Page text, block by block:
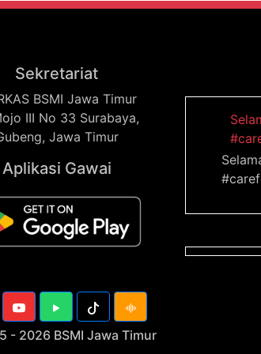
Sekretariat
BSMI Jawa Timur
III No 33 Surabaya,
Jawa Timur
Aplikasi Gawai
- 2026 BSMI Jawa Timur